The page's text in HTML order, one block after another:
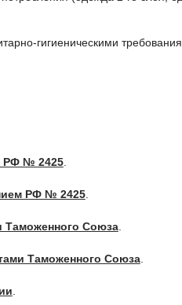
гигиеническими
РФ № 2425.
РФ № 2425.
Таможенного Союза.
Таможенного Союза.